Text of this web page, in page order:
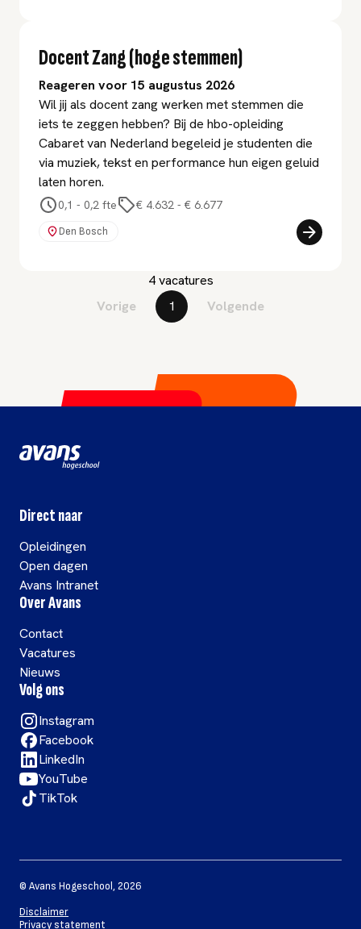
Docent Zang (hoge stemmen)
Reageren voor 15 augustus 2026
Wil jij als docent zang werken met stemmen die
iets te zeggen hebben? Bij de hbo-opleiding
Cabaret van Nederland begeleid je studenten die
via muziek, tekst en performance hun eigen geluid
laten horen.
0,1 - 0,2 fte € 4.632 - € 6.677
Den Bosch
4 vacatures
Vorige
1 Volgende
Direct naar
Opleidingen
Open dagen
Avans Intranet
Over Avans
Contact
Vacatures
Nieuws
Volg ons
Instagram
Facebook
LinkedIn
YouTube
TikTok
© Avans Hogeschool,2026
Disclaimer
Privacy statement